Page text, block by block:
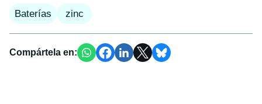
Baterías zinc
Compártela en: